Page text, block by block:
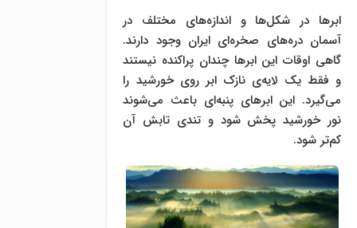
ابر‌ها در شکل‌ها و اندازه‌های مختلف در
آسمان دره‌های صخره‌ای ایران وجود دارند.
گاهی اوقات این ابر‌ها چندان پراکنده نیستند
و فقط یک لایه‌ی نازک ابر روی خورشید را
می‌گیرد. این ابر‌های پنبه‌ای باعث می‌شوند
نور خورشید پخش شود و تندی تابش آن
کم‌تر شود.